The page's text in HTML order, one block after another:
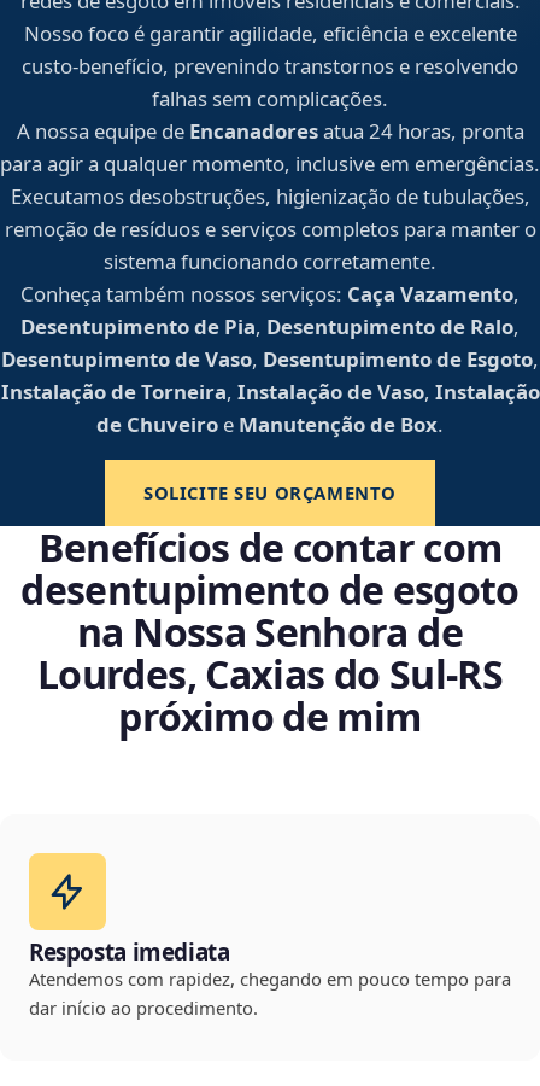
Nosso foco é garantir agilidade, eficiência e excelente
custo-benefício, prevenindo transtornos e resolvendo
falhas sem complicações.
A nossa equipe de Encanadoresatua 24 horas, pronta
para agir a qualquer momento, inclusive em emergências.
Executamos desobstruções, higienização de tubulações,
remoção de resíduos e serviços completos para manter o
sistema funcionando corretamente.
Conheça também nossos serviços: Caça Vazamento,
Desentupimento de Pia, Desentupimento de Ralo,
Desentupimento de Vaso, Desentupimento de Esgoto,
Instalação de Torneira, Instalação de Vaso, Instalação
de Chuveiro e Manutenção de Box.
SOLICITE SEU ORÇAMENTO
Benefícios de contar com
desentupimento de esgoto
na Nossa Senhora de
Lourdes, Caxias do Sul‑RS
próximo de mim
Resposta imediata
Atendemos com rapidez, chegando em pouco tempo para
dar início ao procedimento.